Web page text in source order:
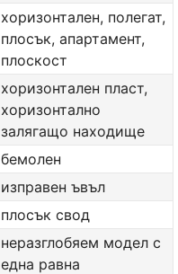
хоризонтален, полегат,
плосък, апартамент,
плоскост
хоризонтален пласт,
хоризонтално
залягащо находище
бемолен
изправен ъвъл
плосък свод
неразглобяем модел с
една равна